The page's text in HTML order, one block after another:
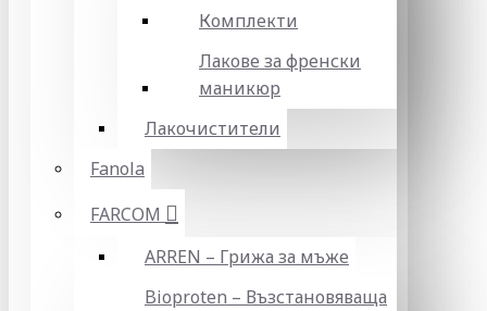
Комплекти
Лакове за френски
маникюр
Лакочистители
Fanola
FARCOM
ARREN – Грижа за мъже
Bioproten – Възстановяваща